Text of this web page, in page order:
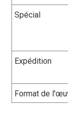
Spécial
Expédition
Format de